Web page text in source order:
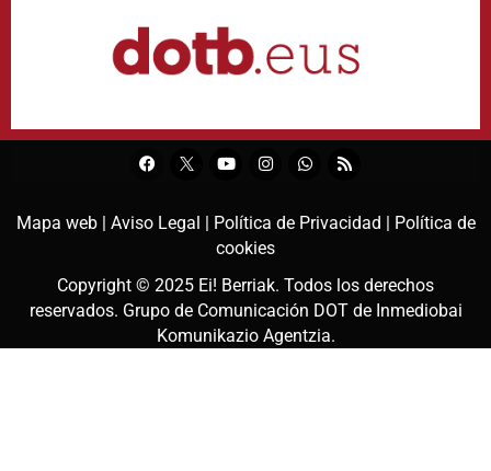
Mapa web | Aviso Legal | Política de Privacidad | Política de
cookies
Copyright © 2025 Ei! Berriak. Todos los derechos
reservados. Grupo de Comunicación DOT de Inmediobai
Komunikazio Agentzia.